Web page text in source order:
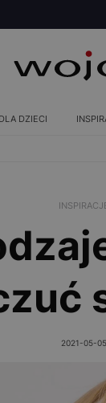
DLA DZIECI
2021-05-05